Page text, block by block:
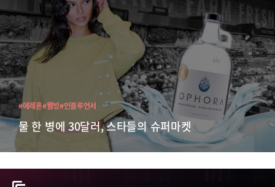
물 한 병에 30달러, 스타들의 슈퍼마켓
#에레혼#웰빙#인플루언서